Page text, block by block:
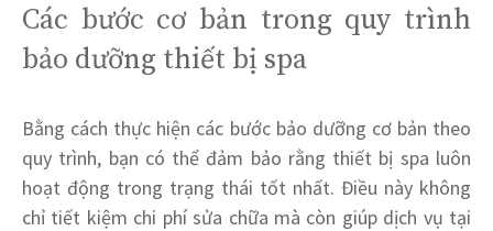
Các bước cơ bản trong quy trình
bảo dưỡng thiết bị spa
Bằng cách thực hiện các bước bảo dưỡng cơ bản theo
quy trình, bạn có thể đảm bảo rằng thiết bị spa luôn
hoạt động trong trạng thái tốt nhất. Điều này không
chỉ tiết kiệm chi phí sửa chữa mà còn giúp dịch vụ tại